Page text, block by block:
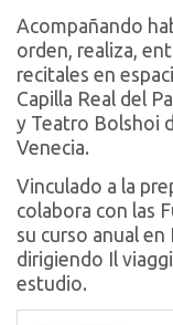
Acompañando
orden, realiza,
recitales en
Capilla Real del
y Teatro Bolshoi
Venecia.
Vinculado a la
colabora con las
su curso anual
dirigiendo Il
estudio.